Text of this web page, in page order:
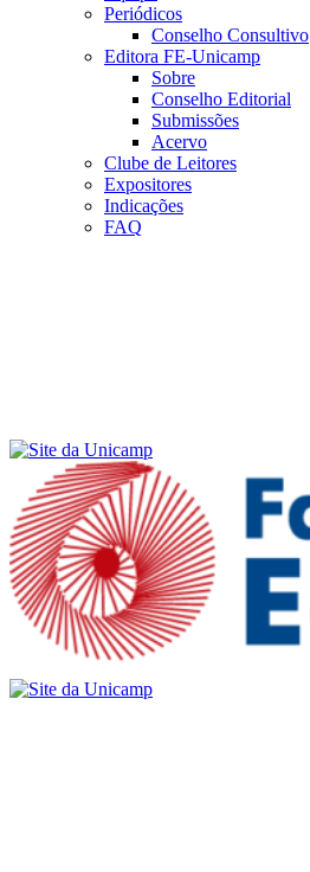
Periódicos
Conselho Consultivo
Editora FE-Unicamp
Sobre
Conselho Editorial
Submissões
Acervo
Clube de Leitores
Expositores
Indicações
FAQ